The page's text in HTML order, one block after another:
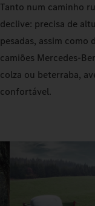
Tanto num caminho
declive: precisa de
pesadas, assim como
camiões
colza ou beterraba,
confortável.